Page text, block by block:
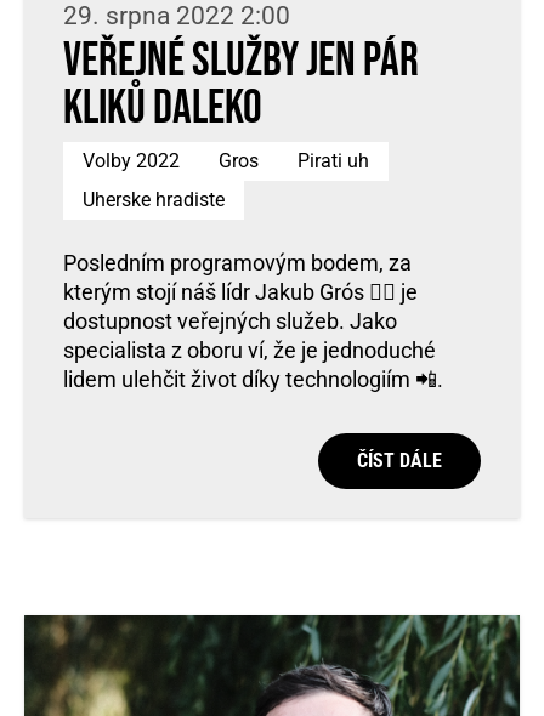
29. srpna 2022 2:00
Veřejné služby jen pár
kliků daleko
Volby 2022 Gros
Pirati uh
Uherske hradiste
Posledním programovým bodem, za
kterým stojí náš lídr Jakub Grós 🦸‍♂ je
dostupnost veřejných služeb. Jako
specialista z oboru ví, že je jednoduché
lidem ulehčit život díky technologiím 📲.
ČÍST DÁLE